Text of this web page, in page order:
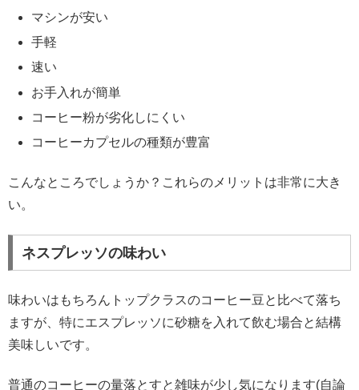
マシンが安い
手軽
速い
お手入れが簡単
コーヒー粉が劣化しにくい
コーヒーカプセルの種類が豊富
こんなところでしょうか？これらのメリットは非常に大き
い。
ネスプレッソの味わい
味わいはもちろんトップクラスのコーヒー豆と比べて落ち
ますが、特にエスプレッソに砂糖を入れて飲む場合と結構
美味しいです。
普通のコーヒーの量落とすと雑味が少し気になります(自論